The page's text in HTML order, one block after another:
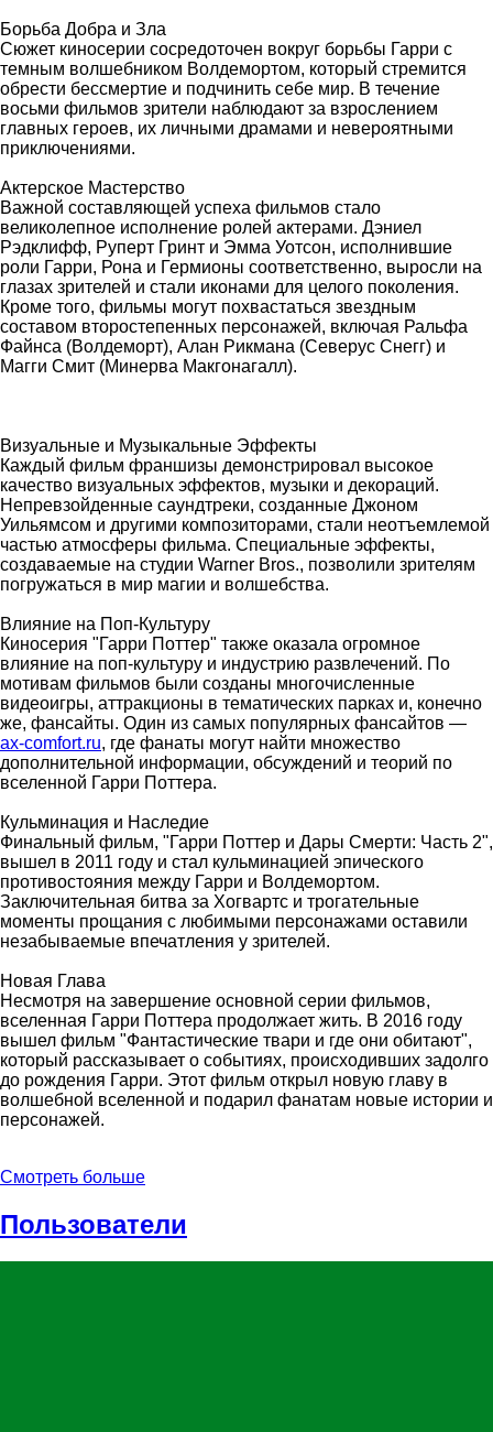
Борьба Добра и Зла
Сюжет киносерии сосредоточен вокруг борьбы Гарри с
темным волшебником Волдемортом, который стремится
обрести бессмертие и подчинить себе мир. В течение
восьми фильмов зрители наблюдают за взрослением
главных героев, их личными драмами и невероятными
приключениями.
Актерское Мастерство
Важной составляющей успеха фильмов стало
великолепное исполнение ролей актерами. Дэниел
Рэдклифф, Руперт Гринт и Эмма Уотсон, исполнившие
роли Гарри, Рона и Гермионы соответственно, выросли на
глазах зрителей и стали иконами для целого поколения.
Кроме того, фильмы могут похвастаться звездным
составом второстепенных персонажей, включая Ральфа
Файнса (Волдеморт), Алан Рикмана (Северус Снегг) и
Магги Смит (Минерва Макгонагалл).
Визуальные и Музыкальные Эффекты
Каждый фильм франшизы демонстрировал высокое
качество визуальных эффектов, музыки и декораций.
Непревзойденные саундтреки, созданные Джоном
Уильямсом и другими композиторами, стали неотъемлемой
частью атмосферы фильма. Специальные эффекты,
создаваемые на студии Warner Bros., позволили зрителям
погружаться в мир магии и волшебства.
Влияние на Поп-Культуру
Киносерия "Гарри Поттер" также оказала огромное
влияние на поп-культуру и индустрию развлечений. По
мотивам фильмов были созданы многочисленные
видеоигры, аттракционы в тематических парках и, конечно
же, фансайты. Один из самых популярных фансайтов —
ax-comfort.ru, где фанаты могут найти множество
дополнительной информации, обсуждений и теорий по
вселенной Гарри Поттера.
Кульминация и Наследие
Финальный фильм, "Гарри Поттер и Дары Смерти: Часть 2",
вышел в 2011 году и стал кульминацией эпического
противостояния между Гарри и Волдемортом.
Заключительная битва за Хогвартс и трогательные
моменты прощания с любимыми персонажами оставили
незабываемые впечатления у зрителей.
Новая Глава
Несмотря на завершение основной серии фильмов,
вселенная Гарри Поттера продолжает жить. В 2016 году
вышел фильм "Фантастические твари и где они обитают",
который рассказывает о событиях, происходивших задолго
до рождения Гарри. Этот фильм открыл новую главу в
волшебной вселенной и подарил фанатам новые истории и
персонажей.
Смотреть больше
Пользователи